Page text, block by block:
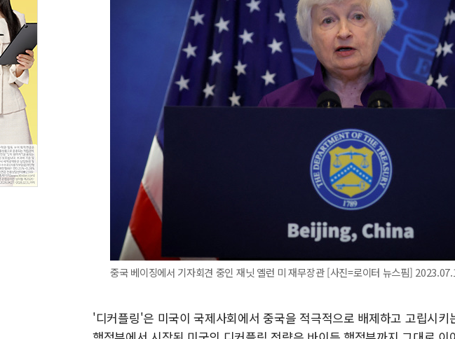
중국 베이징에서 기자회견 중인 재닛 옐런 미 재무장관 [사진=로이터 뉴스핌]
'디커플링'은 미국이 국제사회에서 중국을 적극적으로 배제하고 고립시